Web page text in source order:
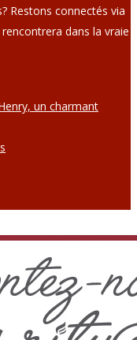
Restons connectés via
dans la vraie
un charmant